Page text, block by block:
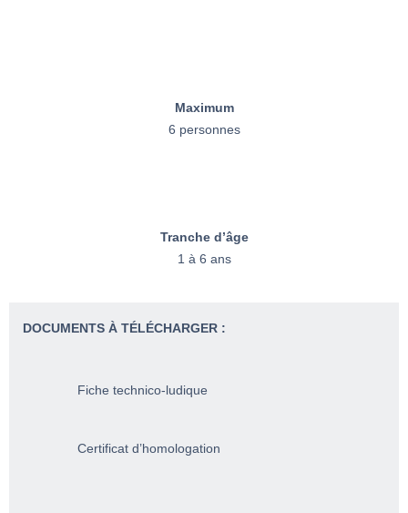
Maximum
6 personnes
Tranche d’âge
1 à 6 ans
DOCUMENTS À TÉLÉCHARGER :
Fiche technico-ludique
Certificat d’homologation